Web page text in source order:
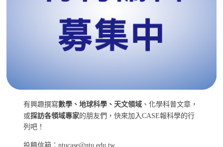
有興趣撰寫數學、地球科學、天文領域 、化學科普文章，
或採訪各領域專家的朋友們，快來加入CASE報科學的行
列吧！
投稿信箱：ntucase@ntu.edu.tw